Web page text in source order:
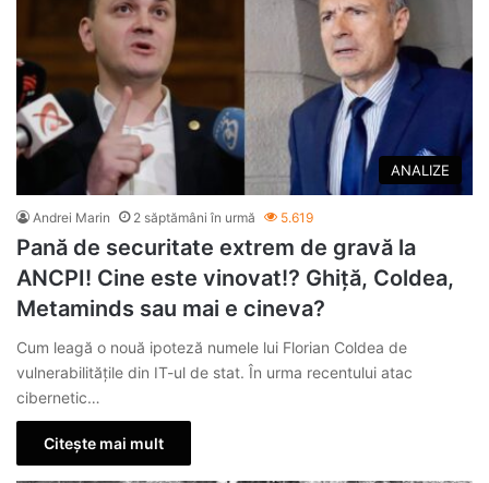
ANALIZE
Andrei Marin 2 săptămâni în urmă 5.619
Pană de securitate extrem de gravă la
ANCPI! Cine este vinovat!? Ghiță, Coldea,
Metaminds sau mai e cineva?
Cum leagă o nouă ipoteză numele lui Florian Coldea de
vulnerabilitățile din IT-ul de stat. În urma recentului atac
cibernetic…
Citește mai mult